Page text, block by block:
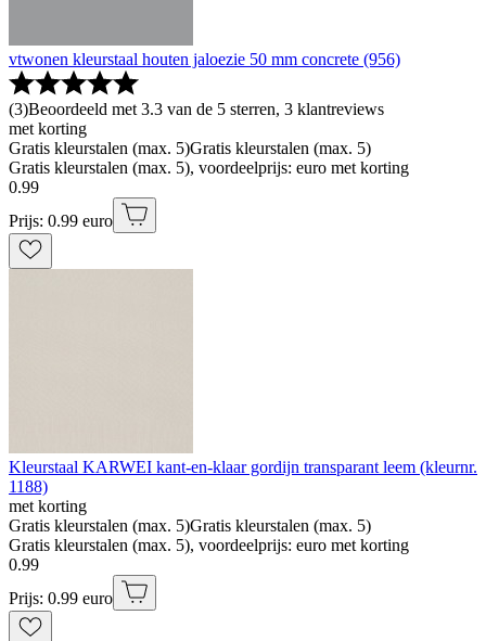
vtwonen kleurstaal houten jaloezie 50 mm concrete (956)
(3)Beoordeeld met 3.3 van de 5 sterren, 3 klantreviews
met korting
Gratis kleurstalen (max. 5)Gratis kleurstalen (max. 5)
Gratis kleurstalen (max. 5), voordeelprijs: euro met korting
0.99
Prijs: 0.99 euro
Kleurstaal KARWEI kant-en-klaar gordijn transparant leem (kleurnr.
1188)
met korting
Gratis kleurstalen (max. 5)Gratis kleurstalen (max. 5)
Gratis kleurstalen (max. 5), voordeelprijs: euro met korting
0.99
Prijs: 0.99 euro